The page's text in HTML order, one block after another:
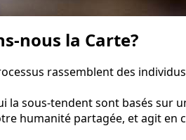
nous la Carte?
rassemblent des
la sous-tendent sont basés
humanité partagée, et agit en